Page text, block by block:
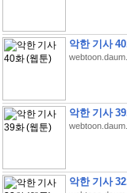
악한 기사
악한 기사
악한 기사